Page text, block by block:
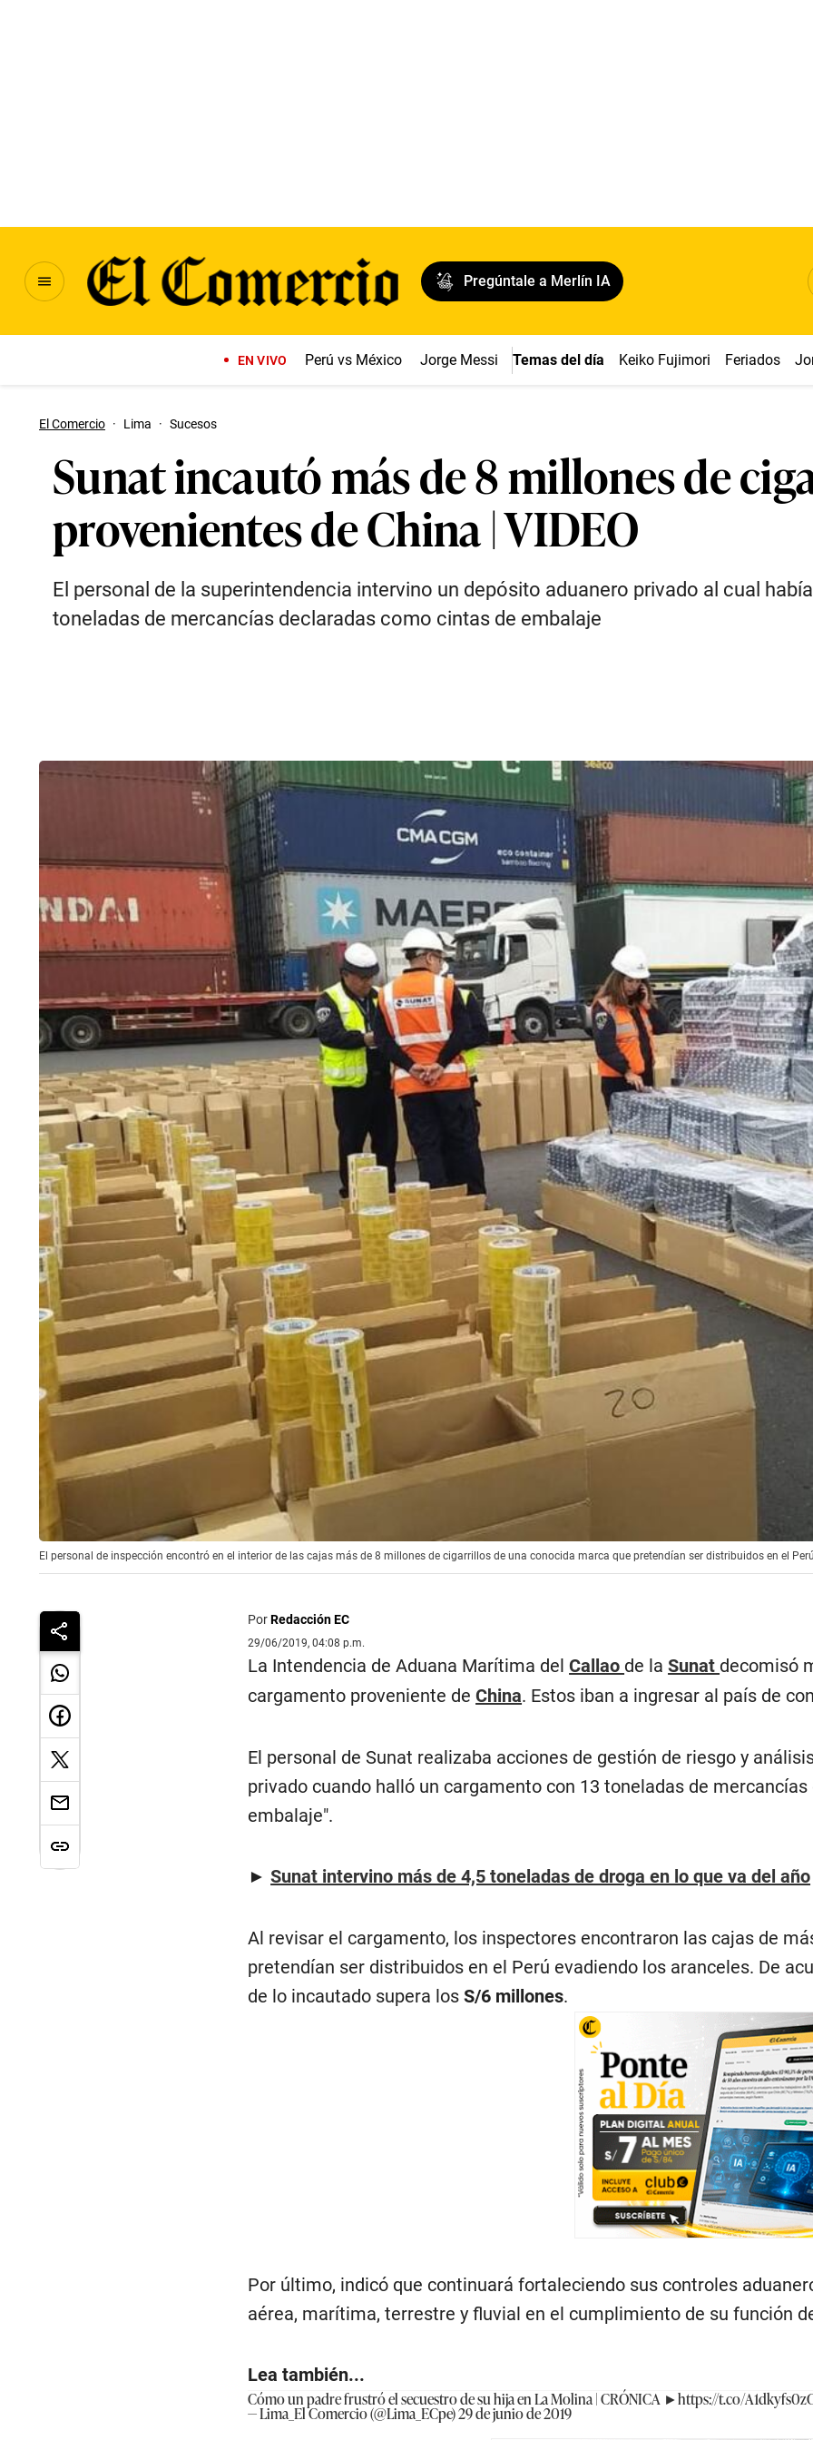
Pregúntale a Merlín IA
EN VIVO Perú vs México Jorge Messi Temas del día Keiko Fujimori Feriados
El Comercio · Lima · Sucesos
Sunat incautó más de 8 millones de
provenientes de China | VIDEO
El personal de la superintendencia intervino un depósito aduanero privado al cual
toneladas de mercancías declaradas como cintas de embalaje
El personal de inspección encontró en el interior de las cajas más de 8 millones de cigarrillos de una conocida marca que pretendían ser distribuidos en el
PorRedacción EC
29/06/2019, 04:08 p.m.
La Intendencia de Aduana Marítima delCallao de laSunat decomisó
cargamento proveniente deChina. Estos iban a ingresar al país de
El personal de Sunat realizaba acciones de gestión de riesgo y
privado cuando halló un cargamento con 13 toneladas de
embalaje".
►Sunat intervino más de 4,5 toneladas de droga en lo que va del año
Al revisar el cargamento, los inspectores encontraron las cajas de
pretendían ser distribuidos en el Perú evadiendo los aranceles. De
de lo incautado supera losS/6 millones.
Por último, indicó que continuará fortaleciendo sus controles
aérea, marítima, terrestre y fluvial en el cumplimiento de su función
Lea también...
Cómo un padre frustró el secuestro de su hija en La Molina | CRÓNICA ►https://t.co/
— Lima_El Comercio (@Lima_ECpe)29 de junio de 2019